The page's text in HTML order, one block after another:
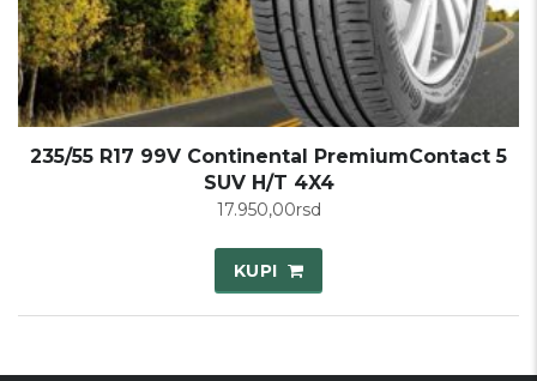
235/55 R17 99V Continental PremiumContact 5
SUV H/T 4X4
17.950,00rsd
KUPI